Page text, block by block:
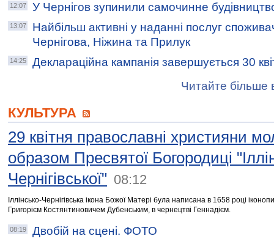
12:07 У Чернігов зупинили самочинне
13:07
Найбільш активні у наданні послуг
Чернігова, Ніжина та Прилук
14:25
Деклараційна кампанія завершується 30
Читайте більше
КУЛЬТУРА
29 квітня православні християни
образом Пресвятої Богородиці
Чернігівської" 08:12
Іллінсько-Чернігівська ікона Божої Матері була написана в 1658 році
Григорієм Костянтиновичем Дубенським, в чернецтві Геннадієм.
08:19 Двобій на сцені. ФОТО